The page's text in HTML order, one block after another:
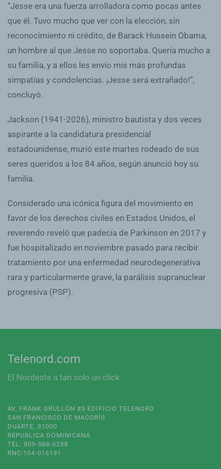
“Jesse era una fuerza arrolladora como pocas antes
que él. Tuvo mucho que ver con la elección, sin
reconocimiento ni crédito, de Barack Hussein Obama,
un hombre al que Jesse no soportaba. Quería mucho a
su familia, y a ellos les envío mis más profundas
simpatías y condolencias. ¡Jesse será extrañado!”,
concluyó.
Jackson (1941-2026), ministro bautista y dos veces
aspirante a la candidatura presidencial
estadounidense, murió este martes rodeado de sus
seres queridos a los 84 años, según anunció hoy su
familia.
Considerado una icónica figura del movimiento en
favor de los derechos civiles en Estados Unidos, el
reverendo reveló que padecía de Parkinson en 2017 y
fue hospitalizado en noviembre pasado para recibir
tratamiento por una enfermedad neurodegenerativa
rara y particularmente grave, la parálisis supranuclear
progresiva (PSP).
Telenord.com
El Nordeste a tan solo un click
AV. FRANK GRULLÓN #5 EDIFICIO TELENORD
SAN FRANCISCO DE MACORÍS
DUARTE, 31000
REPUBLICA DOMINICANA
TEL: 809-588-6238
RNC:104-016191